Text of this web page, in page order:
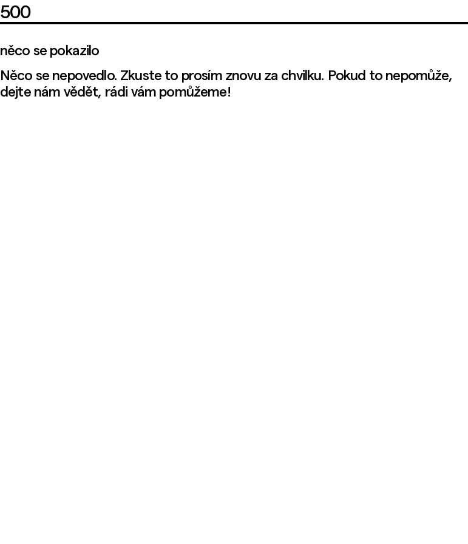
500
něco se pokazilo
Něco se nepovedlo. Zkuste to prosím znovu za chvilku. Pokud to nepomůže,
dejte nám vědět, rádi vám pomůžeme!